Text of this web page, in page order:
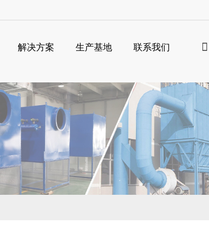
解决方案 生产基地 联系我们
搜索
×